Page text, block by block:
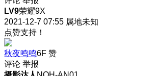
LV9荣耀9X
2021-12-7 07:55 属地未知
点赞支持！
秋夜鸣鸣6F 赞
评论 举报